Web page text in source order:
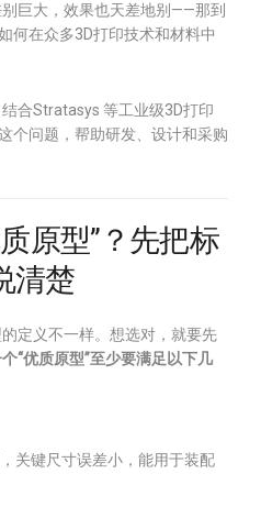
巨大，效果也天差地别——那到
何在众多3D打印技术和材料中
合Stratasys 等工业级3D打印
个问题，帮助研发、设计和采购
原型”？先把标
清楚
定义不一样。想选对，就要先
“优质原型”至少要满足以下几
关键尺寸误差小，能用于装配